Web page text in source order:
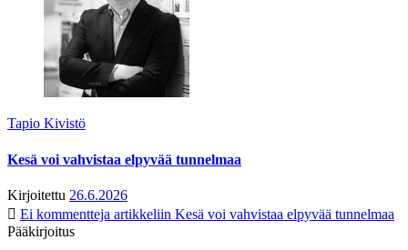
Tapio Kivistö
Kesä voi vahvistaa elpyvää tunnelmaa
Kirjoitettu 26.6.2026
Ei kommentteja artikkeliin Kesä voi vahvistaa elpyvää tunnelmaa
Pääkirjoitus